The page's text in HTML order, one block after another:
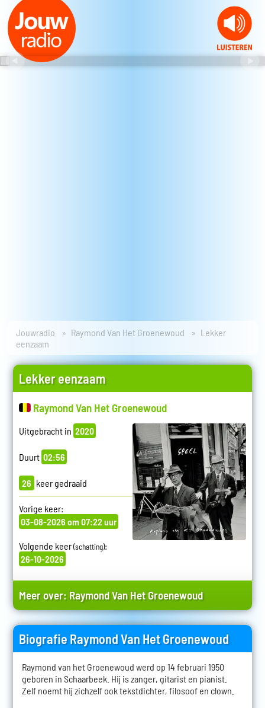
Jouwradio Raymond Van Het Groenewoud
Lekker
eenzaam
Lekker eenzaam
Raymond Van Het Groenewoud
Uitgebracht in 2020
Duurt 02:56
26 keer gedraaid
Vorige keer:
03-08-2026 om 07:22 uur
Volgende keer(schatting):
26-10-2026
Meer over: Raymond Van Het Groenewoud
Biografie Raymond Van Het Groenewoud
Raymond van het Groenewoud werd op 14 februari 1950
geboren in Schaarbeek. Hij is zanger, gitarist en pianist.
Zelf noemt hij zichzelf ook tekstdichter, filosoof en clown.